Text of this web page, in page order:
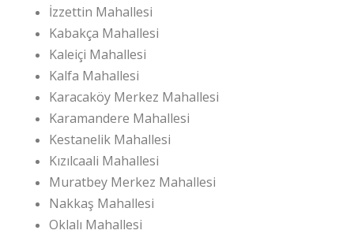
İzzettin Mahallesi
Kabakça Mahallesi
Kaleiçi Mahallesi
Kalfa Mahallesi
Karacaköy Merkez Mahallesi
Karamandere Mahallesi
Kestanelik Mahallesi
Kızılcaali Mahallesi
Muratbey Merkez Mahallesi
Nakkaş Mahallesi
Oklalı Mahallesi